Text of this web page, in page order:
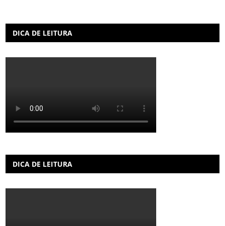
DICA DE LEITURA
DICA DE LEITURA